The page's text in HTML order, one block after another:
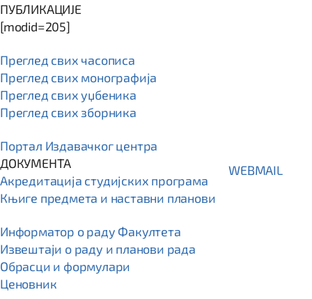
ПУБЛИКАЦИЈЕ
[modid=205]
Преглед свих часописа
Преглед свих монографија
Преглед свих уџбеника
Преглед свих зборника
Портал Издавачког центра
ДОКУМЕНТА
Акредитација студијских програма
Књиге предмета и наставни планови
Информатор о раду Факултета
Извештаји о раду и планови рада
Обрасци и формулари
Ценовник
WEBMAIL